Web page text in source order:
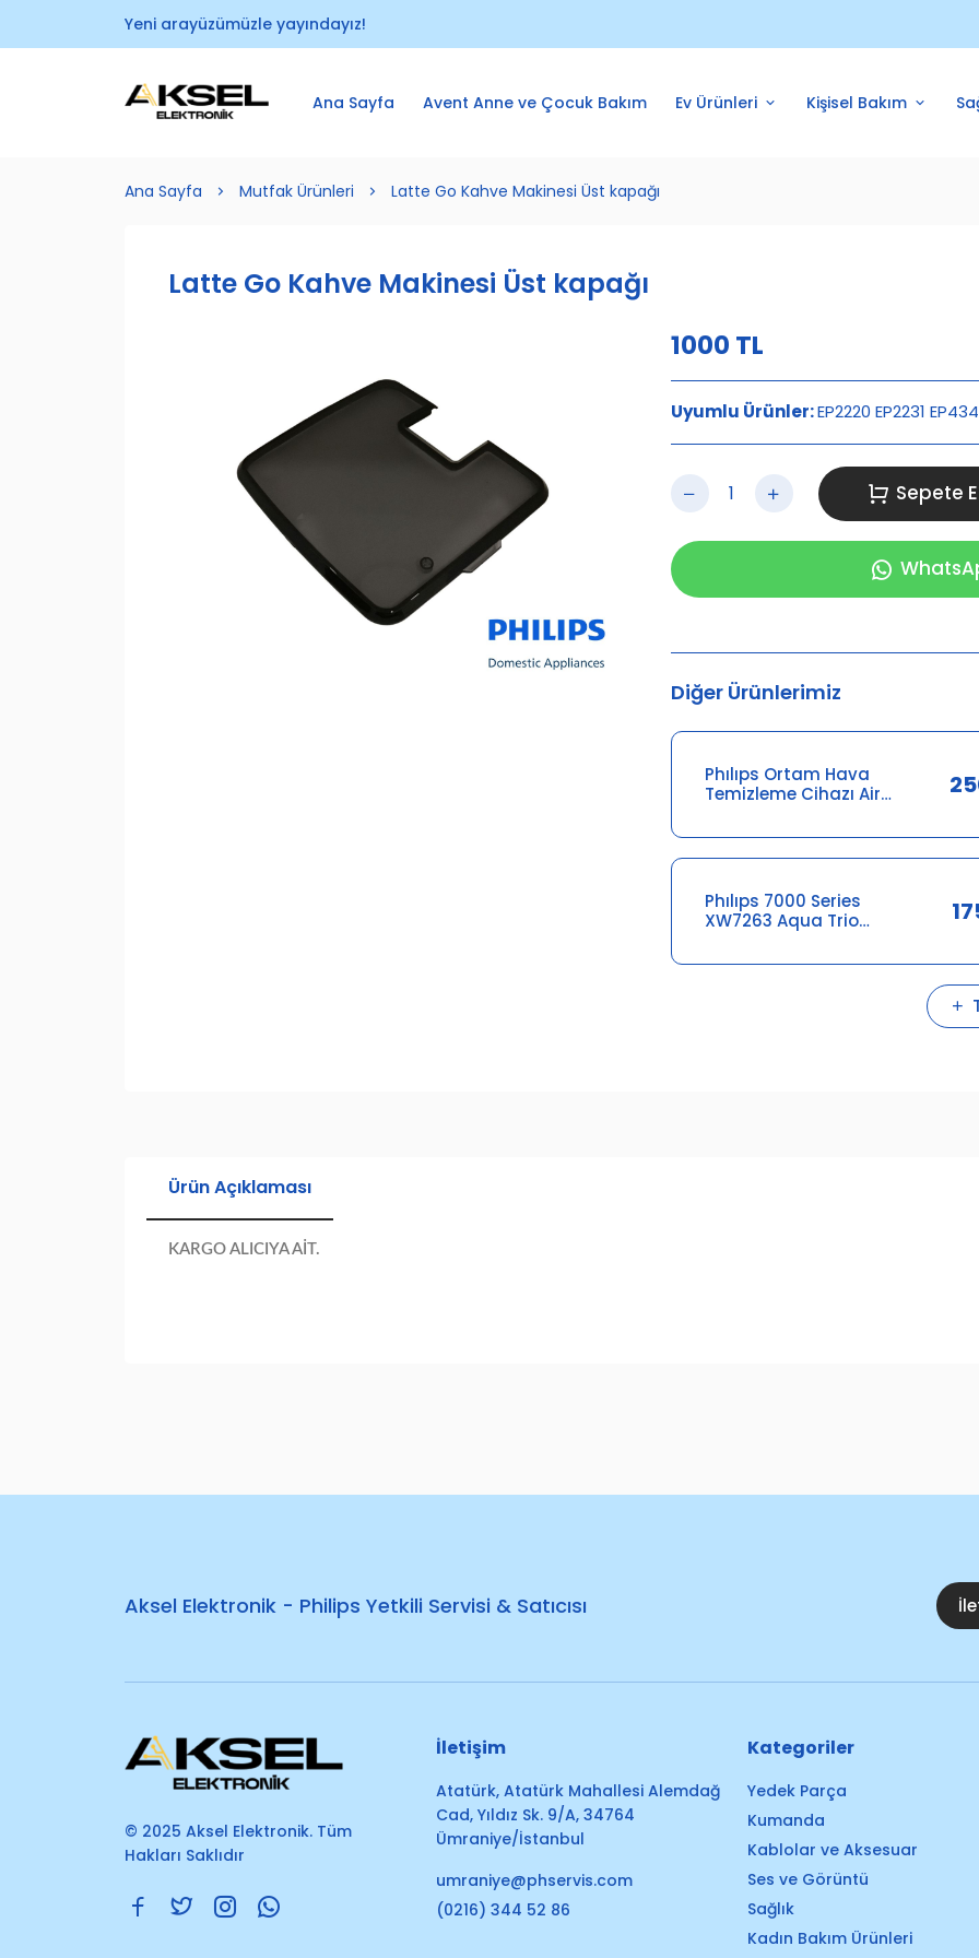
Yeni arayüzümüzle yayındayız!
Ana Sayfa Avent Anne ve Çocuk Bakım Ev Ürünleri Kişisel Bakım
Ana Sayfa Mutfak Ürünleri Latte Go Kahve Makinesi Üst kapağı
Latte Go Kahve Makinesi Üst kapağı
1000 TL
Uyumlu Ürünler:EP2220 EP2231
Sepete
Diğer Ürünlerimiz
Phılıps Ortam Hava
Temizleme Cihazı Air
300008370981
Phılıps 7000 Series
XW7263 Aqua Trio
642001015578
Ürün Açıklaması
KARGO ALICIYA AİT.
Aksel Elektronik - Philips Yetkili Servisi & Satıcısı
© 2025 Aksel Elektronik. Tüm
Hakları Saklıdır
İletişim
Atatürk, Atatürk Mahallesi Alemdağ
Cad, Yıldız Sk. 9/A, 34764
Ümraniye/İstanbul
umraniye@phservis.com
(0216) 344 52 86
Kategoriler
Yedek Parça
Kumanda
Kablolar ve Aksesuar
Ses ve Görüntü
Sağlık
Kadın Bakım Ürünleri